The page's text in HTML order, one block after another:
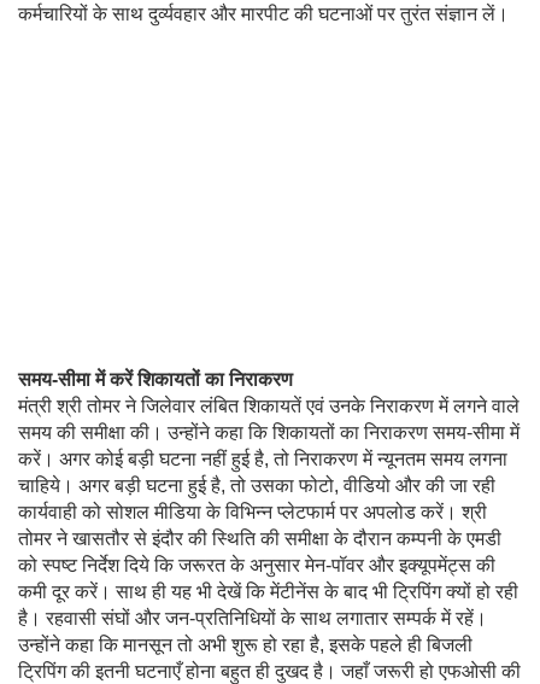
कर्मचारियों के साथ दुर्व्यवहार और मारपीट की घटनाओं पर तुरंत संज्ञान लें।
समय-सीमा में करें शिकायतों का निराकरण
मंत्री श्री तोमर ने जिलेवार लंबित शिकायतें एवं उनके निराकरण में लगने वाले
समय की समीक्षा की। उन्होंने कहा कि शिकायतों का निराकरण समय-सीमा में
करें। अगर कोई बड़ी घटना नहीं हुई है, तो निराकरण में न्यूनतम समय लगना
चाहिये। अगर बड़ी घटना हुई है, तो उसका फोटो, वीडियो और की जा रही
कार्यवाही को सोशल मीडिया के विभिन्न प्लेटफार्म पर अपलोड करें। श्री
तोमर ने खासतौर से इंदौर की स्थिति की समीक्षा के दौरान कम्पनी के एमडी
को स्पष्ट निर्देश दिये कि जरूरत के अनुसार मेन-पॉवर और इक्यूपमेंट्स की
कमी दूर करें। साथ ही यह भी देखें कि मेंटीनेंस के बाद भी ट्रिपिंग क्यों हो रही
है। रहवासी संघों और जन-प्रतिनिधियों के साथ लगातार सम्पर्क में रहें।
उन्होंने कहा कि मानसून तो अभी शुरू हो रहा है, इसके पहले ही बिजली
ट्रिपिंग की इतनी घटनाएँ होना बहुत ही दुखद है। जहाँ जरूरी हो एफओसी की